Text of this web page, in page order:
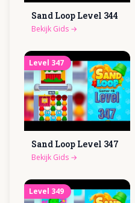
Sand Loop Level 344
Bekijk Gids →
Level 347
Sand Loop Level 347
Bekijk Gids →
Level 349